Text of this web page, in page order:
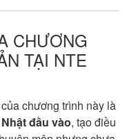
CHƯƠNG
TẠI NTE
chương trình này là
đầu vào, tạo điều